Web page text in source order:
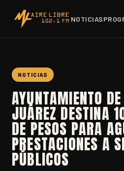
NOTICIAS
NOTICIAS
AYUNTAMIENTO
JUÁREZ DESTINA
DE PESOS PARA
PRESTACIONES A
PÚBLICOS